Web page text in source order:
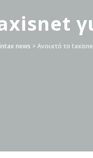
intax news >Ανοικτό το